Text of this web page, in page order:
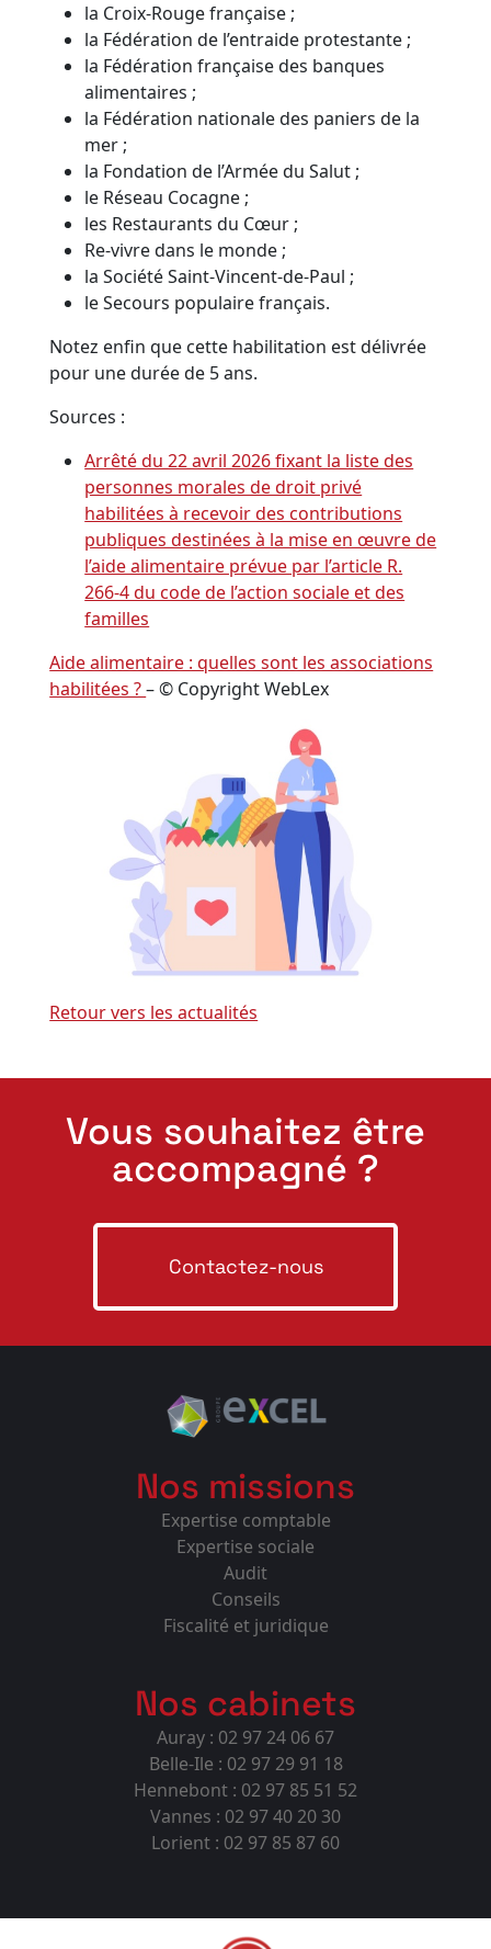
la Croix-Rouge française ;
la Fédération de l’entraide protestante ;
la Fédération française des banques
alimentaires ;
la Fédération nationale des paniers de la
mer ;
la Fondation de l’Armée du Salut ;
le Réseau Cocagne ;
les Restaurants du Cœur ;
Re-vivre dans le monde ;
la Société Saint-Vincent-de-Paul ;
le Secours populaire français.
Notez enfin que cette habilitation est délivrée
pour une durée de 5 ans.
Sources :
Arrêté du 22 avril 2026 fixant la liste des
personnes morales de droit privé
habilitées à recevoir des contributions
publiques destinées à la mise en œuvre de
l’aide alimentaire prévue par l’article R.
266-4 du code de l’action sociale et des
familles
Aide alimentaire : quelles sont les associations
habilitées ?– © Copyright WebLex
Retour vers les actualités
Vous souhaitez être
accompagné ?
Contactez-nous
Nos missions
Expertise comptable
Expertise sociale
Audit
Conseils
Fiscalité et juridique
Nos cabinets
Auray : 02 97 24 06 67
Belle-Ile : 02 97 29 91 18
Hennebont : 02 97 85 51 52
Vannes : 02 97 40 20 30
Lorient : 02 97 85 87 60